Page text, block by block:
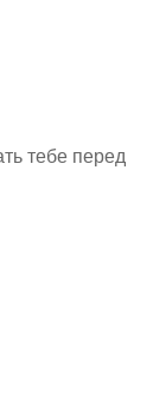
тебе перед